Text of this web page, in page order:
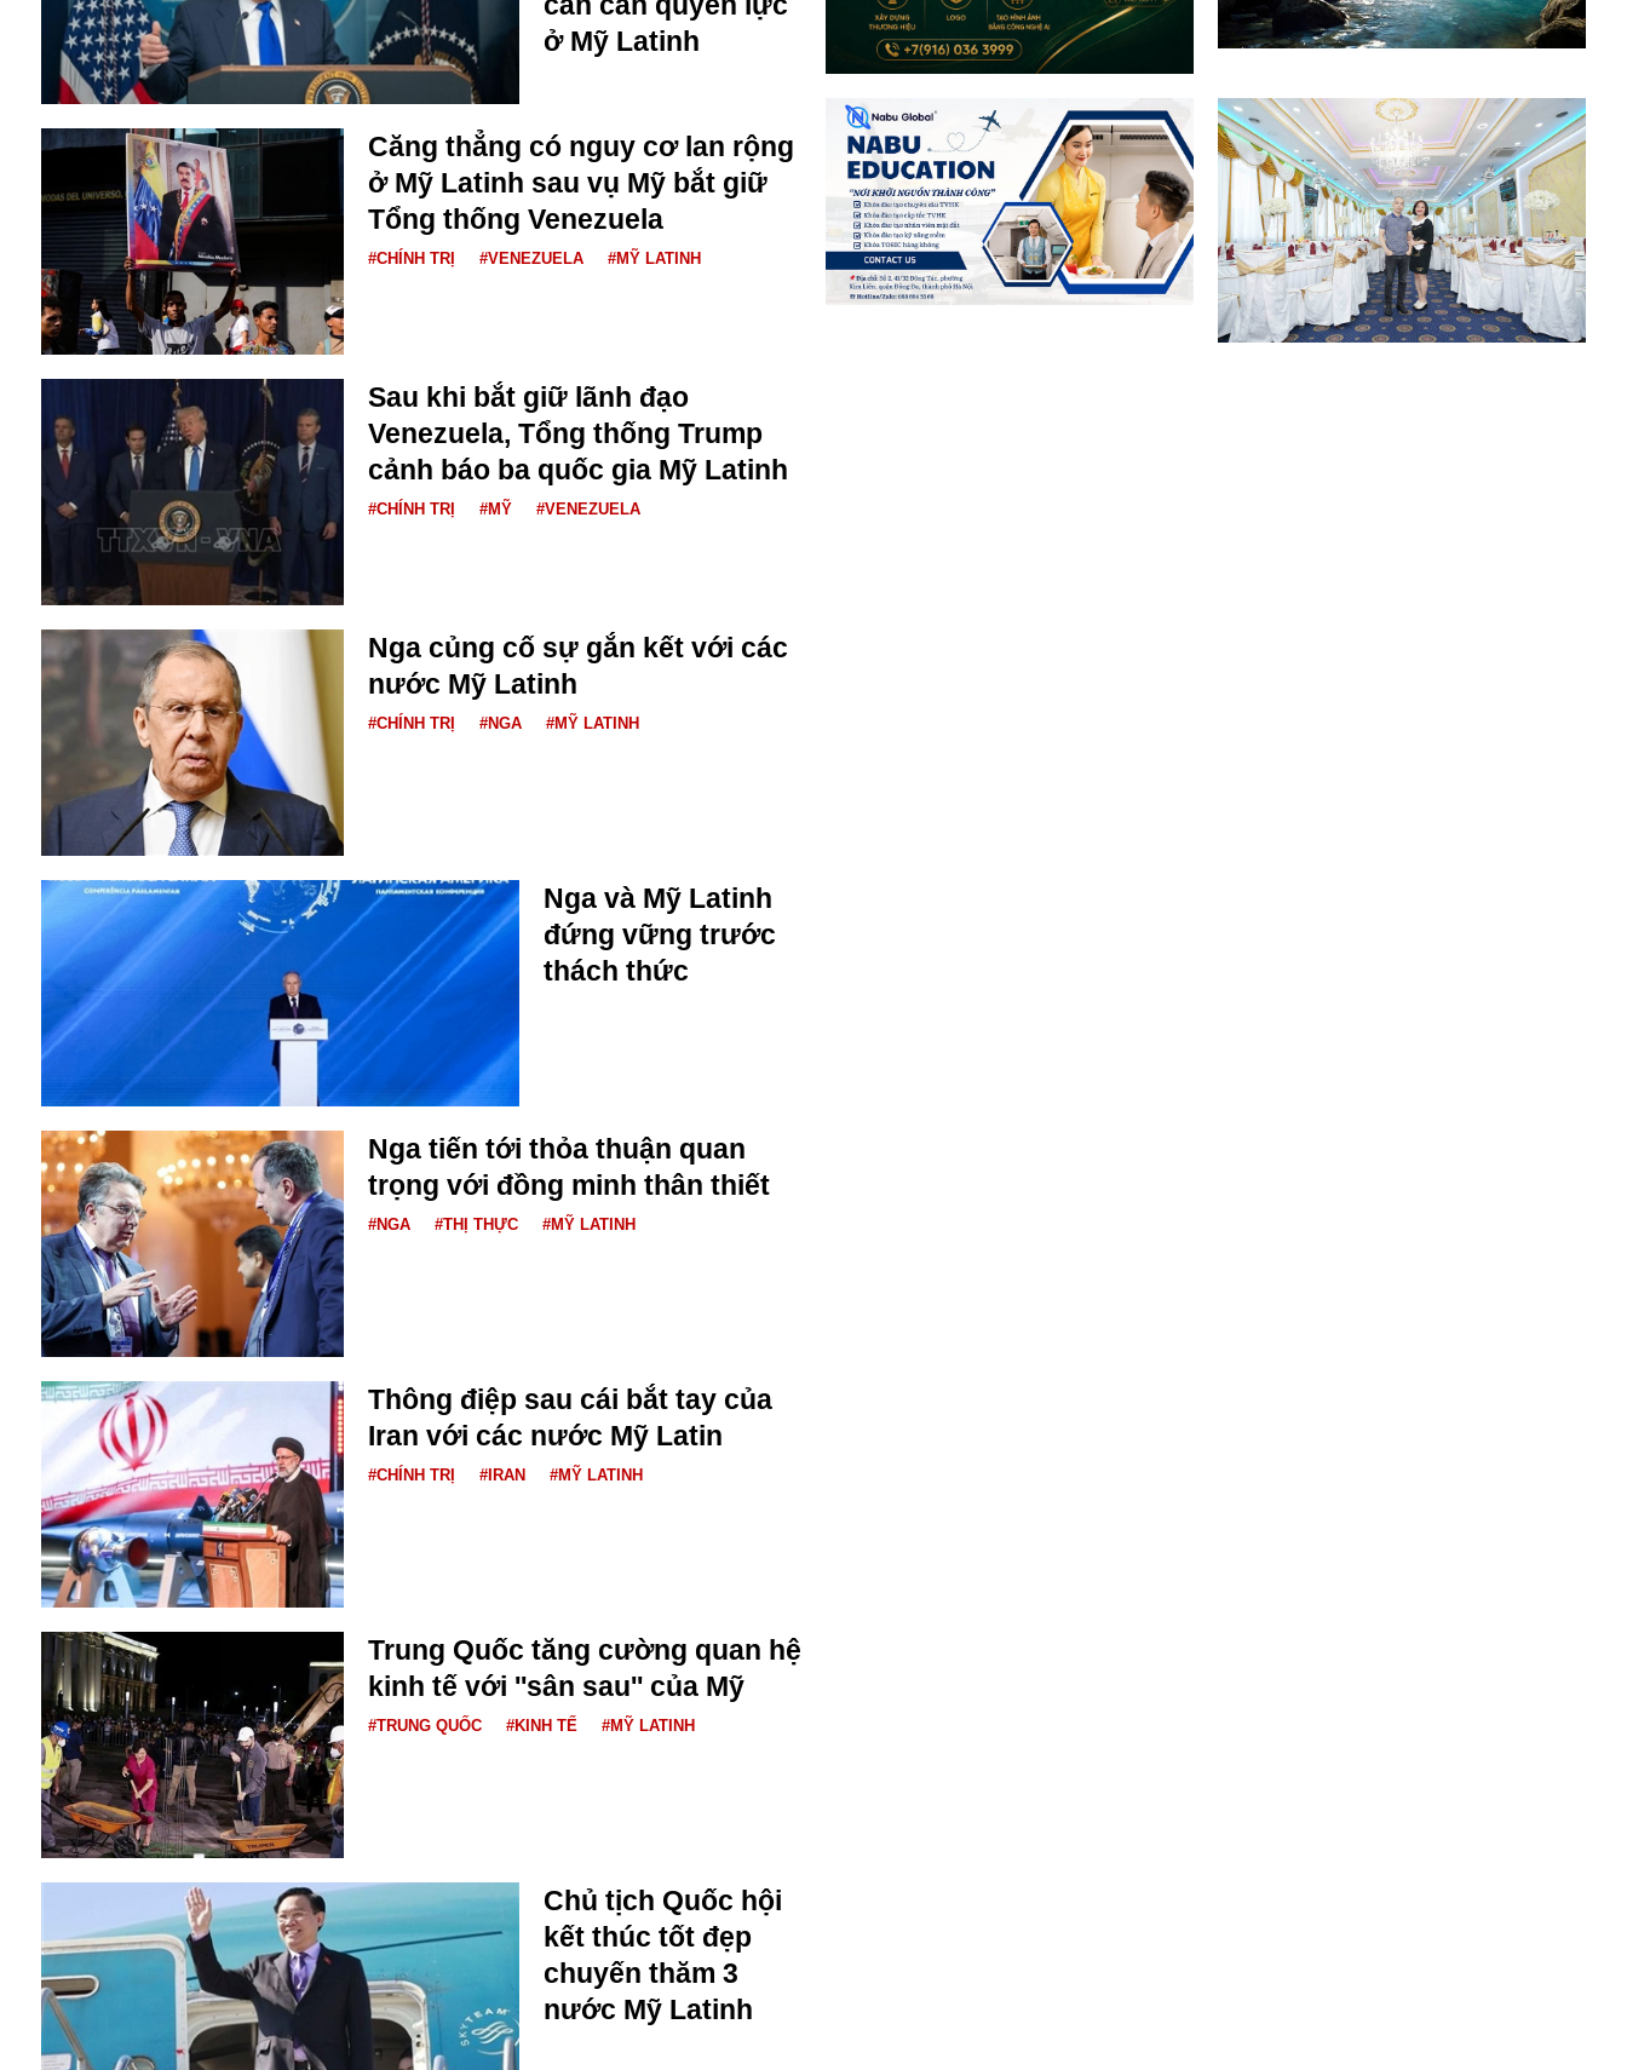
ASEAN
Argentina
Azovstal
Bói toán
Bill Gates
BĐS
Bí ẩn
Báo Nga có gì?
Biển Đông
Barrack Obama
Bắc Kinh
Buôn bán ở Nga
Bộ Quốc phòng
Bộ Y tế
Bão tuyết
Bệnh viện
Bản quyền
Bảo tàng
Blockchain
Bộ Ngoại giao
Bình Dương
Biển Đen
Boeing
Bình Định
Bulgaria
Biến chủng
Bakhmut
Bulagria
Crimea
Chính trị
Công nghệ
Chuyện hay
Chuyện lạ
Cuộc sống quanh ta
Casino
Chiến tranh thương mại
Chợ Vòm
Cảnh sát
Cấm bay
Cao tốc
Canada
ở Mỹ Latinh
Căng thẳng có nguy cơ lan rộng
ở Mỹ Latinh sau vụ Mỹ bắt giữ
Tổng thống Venezuela
#CHÍNH TRỊ #VENEZUELA #MỸ LATINH
Sau khi bắt giữ lãnh đạo
Venezuela, Tổng thống Trump
cảnh báo ba quốc gia Mỹ Latinh
#CHÍNH TRỊ #MỸ #VENEZUELA
Nga củng cố sự gắn kết với các
nước Mỹ Latinh
#CHÍNH TRỊ #NGA #MỸ LATINH
Nga và Mỹ Latinh
đứng vững trước
thách thức
Nga tiến tới thỏa thuận quan
trọng với đồng minh thân thiết
#NGA #THỊ THỰC #MỸ LATINH
Thông điệp sau cái bắt tay của
Iran với các nước Mỹ Latin
#CHÍNH TRỊ #IRAN #MỸ LATINH
Trung Quốc tăng cường quan hệ
kinh tế với ''sân sau'' của Mỹ
#TRUNG QUỐC #KINH TẾ #MỸ LATINH
Chủ tịch Quốc hội
kết thúc tốt đẹp
chuyến thăm 3
nước Mỹ Latinh